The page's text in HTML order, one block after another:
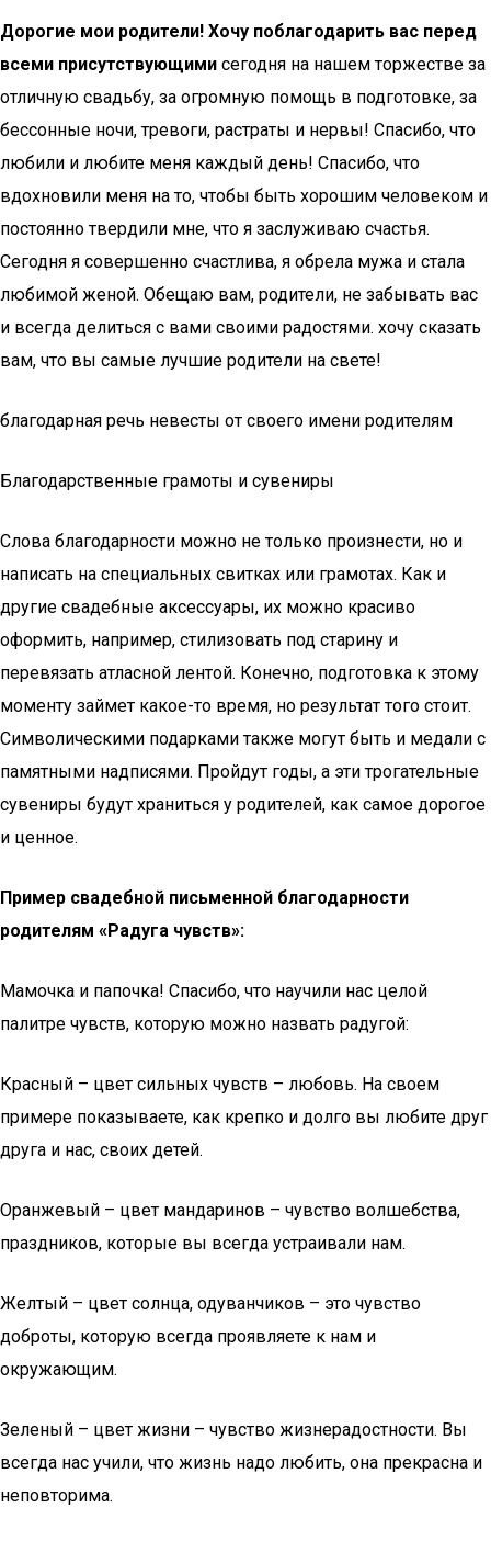
Дорогие мои родители! Хочу поблагодарить вас перед
всеми присутствующими сегодня на нашем торжестве за
отличную свадьбу, за огромную помощь в подготовке, за
бессонные ночи, тревоги, растраты и нервы! Спасибо, что
любили и любите меня каждый день! Спасибо, что
вдохновили меня на то, чтобы быть хорошим человеком и
постоянно твердили мне, что я заслуживаю счастья.
Сегодня я совершенно счастлива, я обрела мужа и стала
любимой женой. Обещаю вам, родители, не забывать вас
и всегда делиться с вами своими радостями. хочу сказать
вам, что вы самые лучшие родители на свете!
благодарная речь невесты от своего имени родителям
Благодарственные грамоты и сувениры
Слова благодарности можно не только произнести, но и
написать на специальных свитках или грамотах. Как и
другие свадебные аксессуары, их можно красиво
оформить, например, стилизовать под старину и
перевязать атласной лентой. Конечно, подготовка к этому
моменту займет какое-то время, но результат того стоит.
Символическими подарками также могут быть и медали с
памятными надписями. Пройдут годы, а эти трогательные
сувениры будут храниться у родителей, как самое дорогое
и ценное.
Пример свадебной письменной благодарности
родителям «Радуга чувств»:
Мамочка и папочка! Спасибо, что научили нас целой
палитре чувств, которую можно назвать радугой:
Красный – цвет сильных чувств – любовь. На своем
примере показываете, как крепко и долго вы любите друг
друга и нас, своих детей.
Оранжевый – цвет мандаринов – чувство волшебства,
праздников, которые вы всегда устраивали нам.
Желтый – цвет солнца, одуванчиков – это чувство
доброты, которую всегда проявляете к нам и
окружающим.
Зеленый – цвет жизни – чувство жизнерадостности. Вы
всегда нас учили, что жизнь надо любить, она прекрасна и
неповторима.